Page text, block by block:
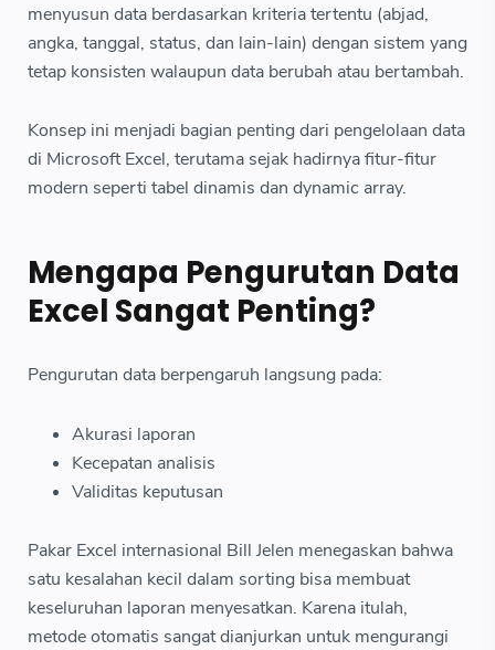
menyusun data berdasarkan kriteria tertentu (abjad,
angka, tanggal, status, dan lain-lain) dengan sistem yang
tetap konsisten walaupun data berubah atau bertambah.
Konsep ini menjadi bagian penting dari pengelolaan data
di Microsoft Excel, terutama sejak hadirnya fitur-fitur
modern seperti tabel dinamis dan dynamic array.
Mengapa Pengurutan Data
Excel Sangat Penting?
Pengurutan data berpengaruh langsung pada:
Akurasi laporan
Kecepatan analisis
Validitas keputusan
Pakar Excel internasional Bill Jelen menegaskan bahwa
satu kesalahan kecil dalam sorting bisa membuat
keseluruhan laporan menyesatkan. Karena itulah,
metode otomatis sangat dianjurkan untuk mengurangi